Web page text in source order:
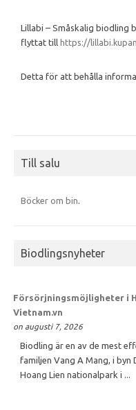
Lillabi – Småskalig biodling
flyttat till https://
Detta för att behålla
Till salu
Böcker om bin.
Biodlingsnyheter
Försörjningsmöjligheter i
Vietnam.vn
on augusti 7, 2026
Biodling är en av de mest
familjen Vang A Mang, i byn
Hoang Lien nationalpark i ...